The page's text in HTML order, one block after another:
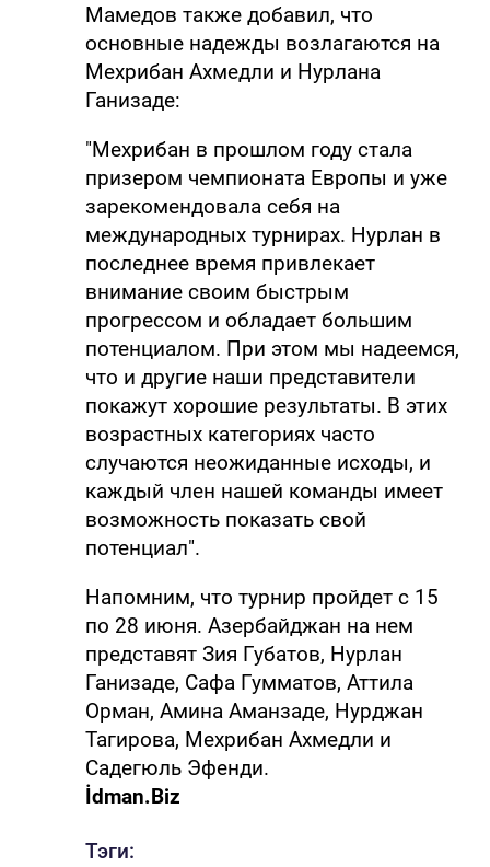
Мамедов также добавил, что
основные надежды возлагаются на
Мехрибан Ахмедли и Нурлана
Ганизаде:
"Мехрибан в прошлом году стала
призером чемпионата Европы и уже
зарекомендовала себя на
международных турнирах. Нурлан в
последнее время привлекает
внимание своим быстрым
прогрессом и обладает большим
потенциалом. При этом мы надеемся,
что и другие наши представители
покажут хорошие результаты. В этих
возрастных категориях часто
случаются неожиданные исходы, и
каждый член нашей команды имеет
возможность показать свой
потенциал".
Напомним, что турнир пройдет с 15
по 28 июня. Азербайджан на нем
представят Зия Губатов, Нурлан
Ганизаде, Сафа Гумматов, Аттила
Орман, Амина Аманзаде, Нурджан
Тагирова, Мехрибан Ахмедли и
Садегюль Эфенди.
İdman.Biz
Тэги: